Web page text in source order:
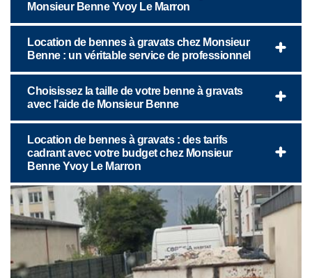
Monsieur Benne Yvoy Le Marron
Location de bennes à gravats chez Monsieur
Benne : un véritable service de professionnel
Choisissez la taille de votre benne à gravats
avec l’aide de Monsieur Benne
Location de bennes à gravats : des tarifs
cadrant avec votre budget chez Monsieur
Benne Yvoy Le Marron